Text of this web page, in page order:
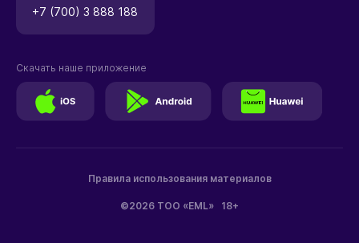
+7 (700) 3 888 188
©2026 ТОО «EML» 18+
Правила использования материалов
Скачать наше приложение